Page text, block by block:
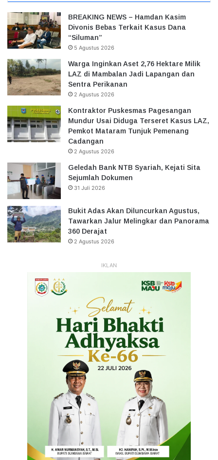
BREAKING NEWS – Hamdan Kasim
Divonis Bebas Terkait Kasus Dana
“Siluman”
5 Agustus 2026
Warga Inginkan Aset 2,76 Hektare Milik
LAZ di Mambalan Jadi Lapangan dan
Sentra Perikanan
2 Agustus 2026
Kontraktor Puskesmas Pagesangan
Mundur Usai Diduga Terseret Kasus LAZ,
Pemkot Mataram Tunjuk Pemenang
Cadangan
2 Agustus 2026
Geledah Bank NTB Syariah, Kejati Sita
Sejumlah Dokumen
31 Juli 2026
Bukit Adas Akan Diluncurkan Agustus,
Tawarkan Jalur Melingkar dan Panorama
360 Derajat
2 Agustus 2026
IKLAN